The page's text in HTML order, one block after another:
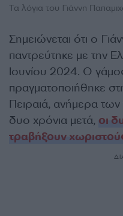
Τα λόγια του Γιάννη
Σημειώνεται ότι ο
παντρεύτηκε με την
Ιουνίου 2024. Ο
πραγματοποιήθηκε
Πειραιά, ανήμερα
δυο χρόνια μετά, οι
τραβήξουν